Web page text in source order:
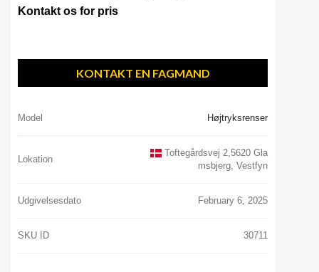
Kontakt os for pris
KONTAKT EN FAGMAND
Model Højtryksrenser
Lokation
Toftegårdsvej 2,5620 Gla
Msbjerg, Vestfyn
Udgivelsesdato February 6, 2025
SKU ID 30711